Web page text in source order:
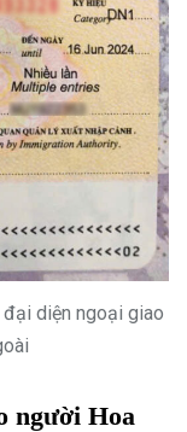
diện ngoại giao
người Hoa